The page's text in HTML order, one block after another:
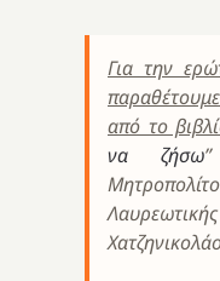
Για την
από το
να ζήσω